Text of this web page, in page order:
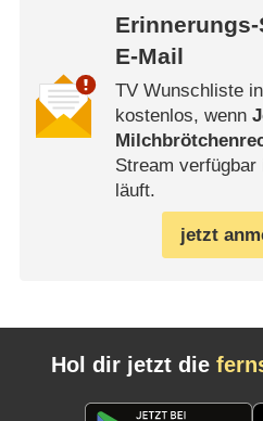
E-Mail
TV Wunschliste
kostenlos, wenn
Stream
läuft.
jetzt
Hol dir jetzt die